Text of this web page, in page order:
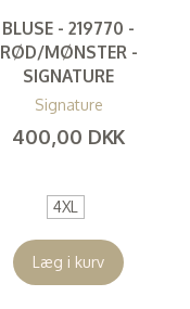
BLUSE - 219770 -
RØD/MØNSTER -
SIGNATURE
Signature
400,00 DKK
4XL
Læg i kurv